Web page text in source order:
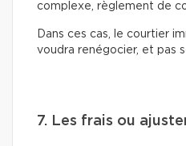
complexe, règlement de
Dans ces cas, le courtier
voudra renégocier, et pas
7. Les frais ou